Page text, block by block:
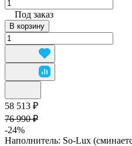
Под заказ
В корзину
58 513 ₽
76 990 ₽
-24%
Наполнитель: So-Lux